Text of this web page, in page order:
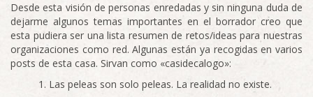
Desde esta visión de personas enredadas y sin ninguna duda de
dejarme algunos temas importantes en el borrador creo que
esta pudiera ser una lista resumen de retos/ideas para nuestras
organizaciones como red. Algunas están ya recogidas en varios
posts de esta casa. Sirvan como «casidecalogo»:
Las peleas son solo peleas. La realidad no existe.